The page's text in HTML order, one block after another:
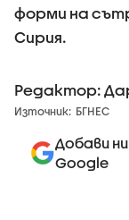
форми на
Сирия.
Редактор:
Източник: БГНЕС
Добави
Google